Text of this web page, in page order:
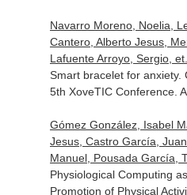
Navarro Moreno, Noelia,
Cantero, Alberto Jesus,
Lafuente Arroyo, Sergio,
Smart bracelet for anxiety.
5th XoveTIC Conference.
Gómez González, Isabel
Jesus, Castro García,
Manuel, Pousada García,
Physiological Computing
Promotion of Physical